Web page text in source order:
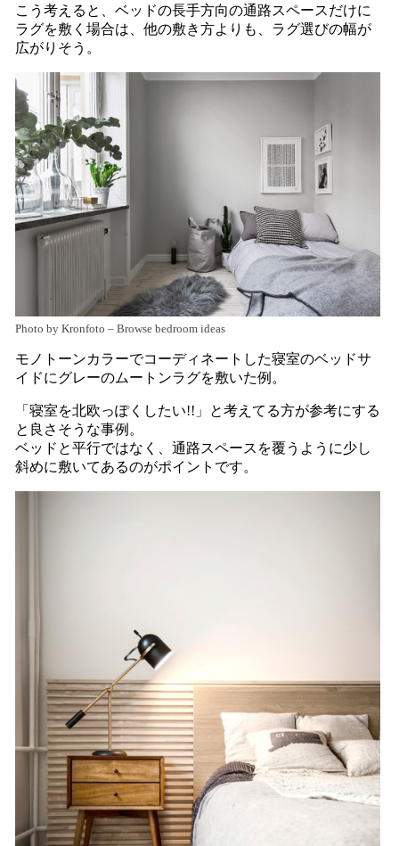
こう考えると、ベッドの長手方向の通路スペースだけに
ラグを敷く場合は、他の敷き方よりも、ラグ選びの幅が
広がりそう。
Photo by Kronfoto – Browse bedroom ideas
モノトーンカラーでコーディネートした寝室のベッドサ
イドにグレーのムートンラグを敷いた例。
「寝室を北欧っぽくしたい!!」と考えてる方が参考にする
と良さそうな事例。
ベッドと平行ではなく、通路スペースを覆うように少し
斜めに敷いてあるのがポイントです。